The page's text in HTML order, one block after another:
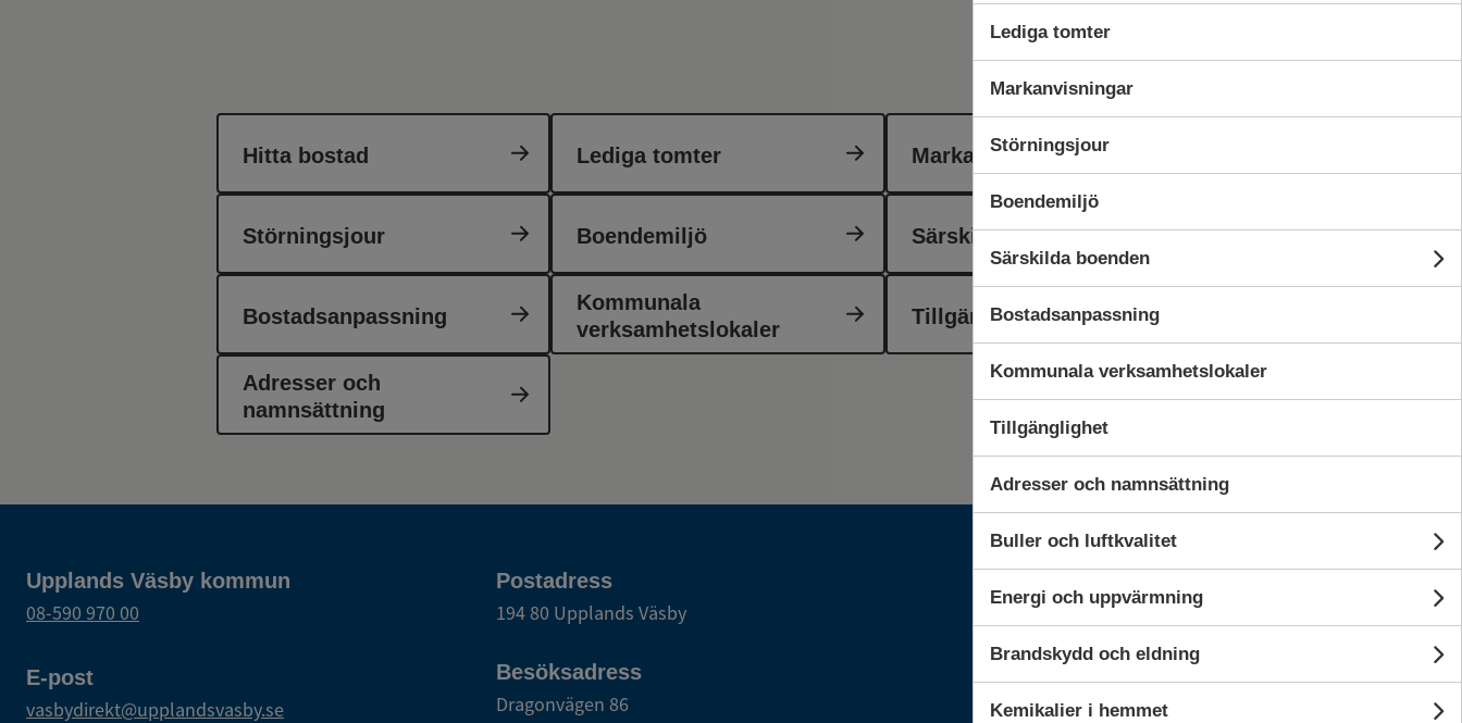
Lediga tomter
Markanvisningar
Störningsjour
Boendemiljö
Särskilda boenden
Bostadsanpassning
Kommunala verksamhetslokaler
Tillgänglighet
Adresser och namnsättning
Buller och luftkvalitet
Energi och uppvärmning
Brandskydd och eldning
Kemikalier i hemmet
Hitta bostad Lediga tomter Markanvisningar
Störningsjour Boendemiljö Särskilda boenden
Bostadsanpassning
Kommunala
verksamhetslokaler
Tillgänglighet
Adresser och
namnsättning
Upplands Väsby kommun
08-590 970 00
E-post
vasbydirekt@upplandsvasby.se
Postadress
194 80 Upplands Väsby
Besöksadress
Dragonvägen 86
Till startsidan
Följ kommunen i sociala medier